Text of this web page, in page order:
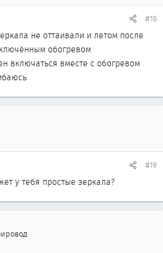
#18
не оттаивали и летом после
обогревом
включаться вместе с обогревом
#19
у тебя простые зеркала?